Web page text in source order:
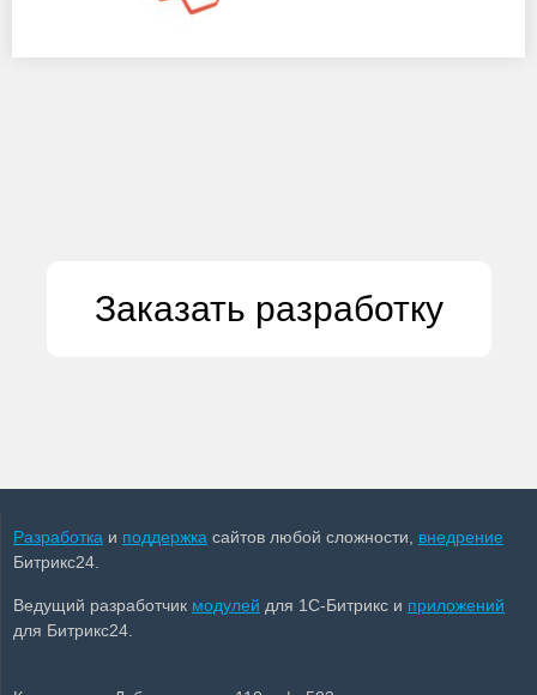
Заказать разработку
Разработка и поддержка сайтов любой сложности, внедрение
Битрикс24.
Ведущий разработчик модулей для 1С-Битрикс и приложений
для Битрикс24.